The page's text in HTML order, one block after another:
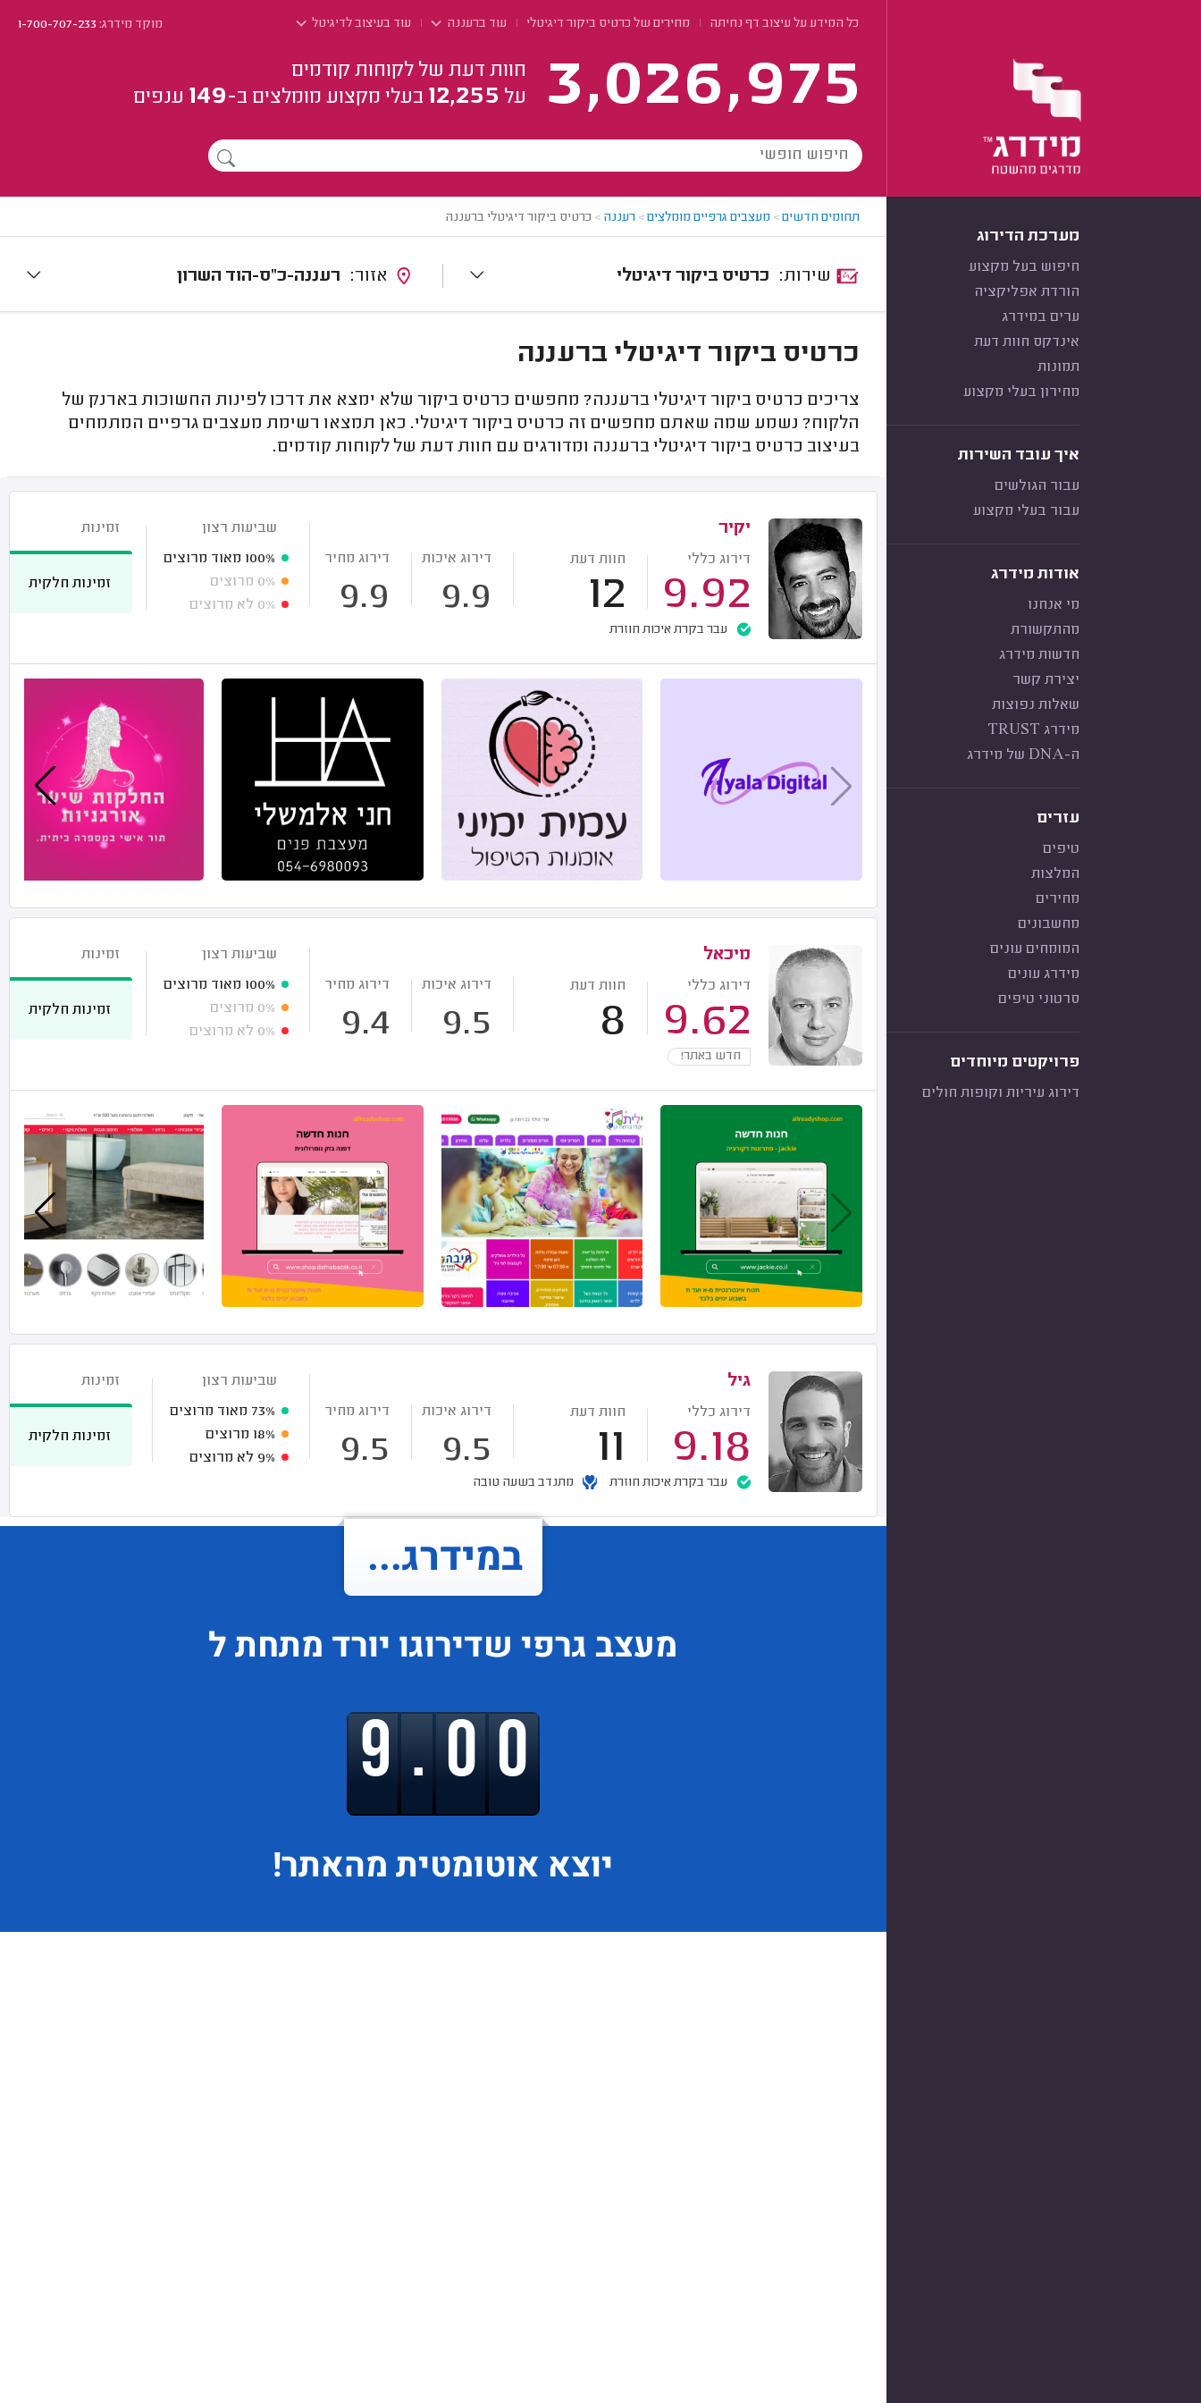
כל המידע על עיצוב דף נחיתה מחירים של כרטיס ביקור דיגיטלי עוד ברעננה עוד בעיצוב לדיגיטל מוקד מידרג:1-700-707-233
3,026,975
חוות דעת של לקוחות קודמים
על 12,255 בעלי מקצוע מומלצים ב-149 ענפים
מערכת הדירוג
חיפוש בעל מקצוע
הורדת אפליקציה
ערים במידרג
אינדקס חוות דעת
תמונות
מחירון בעלי מקצוע
איך עובד השירות
עבור הגולשים
עבור בעלי מקצוע
אודות מידרג
מי אנחנו
מהתקשורת
חדשות מידרג
יצירת קשר
שאלות נפוצות
מידרג TRUST
ה-DNA של מידרג
עזרים
טיפים
המלצות
מחירים
מחשבונים
המומחים עונים
מידרג עונים
סרטוני טיפים
פרויקטים מיוחדים
דירוג עיריות וקופות חולים
תחומים חדשים> מעצבים גרפיים מומלצים> רעננה > כרטיס ביקור דיגיטלי ברעננה
כרטיס ביקור דיגיטלי רעננה-כ"ס-הוד השרון
כרטיס ביקור דיגיטלי ברעננה
צריכים כרטיס ביקור דיגיטלי ברעננה? מחפשים כרטיס ביקור שלא ימצא את דרכו לפינות החשוכות בארנק של
הלקוח? נשמע שמה שאתם מחפשים זה כרטיס ביקור דיגיטלי. כאן תמצאו רשימת מעצבים גרפיים המתמחים
בעיצוב כרטיס ביקור דיגיטלי ברעננה ומדורגים עם חוות דעת של לקוחות קודמים.
יקיר
דירוג כללי
9.92
חוות דעת
12
דירוג איכות
9.9
דירוג מחיר
9.9
עבר בקרת איכות חוזרת
שביעות רצון
100% מאוד מרוצים
0% מרוצים
0% לא מרוצים
זמינות
זמינות חלקית
מיכאל
דירוג כללי
9.62
חוות דעת
8
דירוג איכות
9.5
דירוג מחיר
9.4
חדש באתר!
שביעות רצון
100% מאוד מרוצים
0% מרוצים
0% לא מרוצים
זמינות
זמינות חלקית
גיל
דירוג כללי
9.18
חוות דעת
11
דירוג איכות
9.5
דירוג מחיר
9.5
עבר בקרת איכות חוזרת מתנדב בשעה טובה
שביעות רצון
73% מאוד מרוצים
18% מרוצים
9% לא מרוצים
זמינות
זמינות חלקית
במידרג...
מעצב גרפי שדירוגו יורד מתחת ל
9.00
יוצא אוטומטית מהאתר!